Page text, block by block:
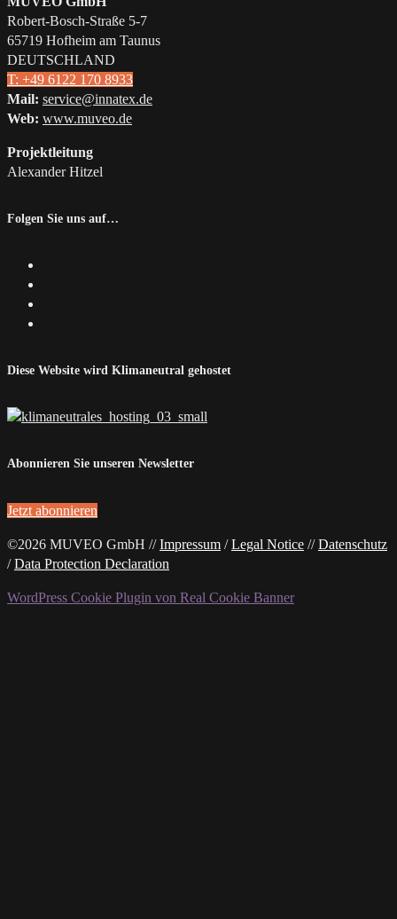
Robert-Bosch-Straße 5-7
65719 Hofheim am Taunus
DEUTSCHLAND
T: +49 6122 170 8933
Mail: service@innatex.de
Web: www.muveo.de
Projektleitung
Alexander Hitzel
Folgen Sie uns auf…
Diese Website wird Klimaneutral gehostet
Abonnieren Sie unseren Newsletter
Jetzt abonnieren
©2026 MUVEO GmbH //Impressum /Legal Notice //Datenschutz
/Data Protection Declaration
WordPress Cookie Plugin von Real Cookie Banner